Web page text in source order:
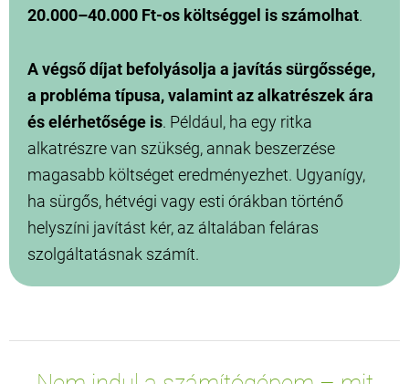
20.000–40.000 Ft-os költséggel is számolhat.
A végső díjat befolyásolja a javítás sürgőssége,
a probléma típusa, valamint az alkatrészek ára
és elérhetősége is. Például, ha egy ritka
alkatrészre van szükség, annak beszerzése
magasabb költséget eredményezhet. Ugyanígy,
ha sürgős, hétvégi vagy esti órákban történő
helyszíni javítást kér, az általában feláras
szolgáltatásnak számít.